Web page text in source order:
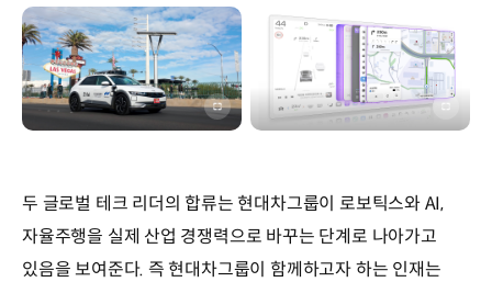
이미지
이미지
두 글로벌 테크 리더의 합류는 현대차그룹이 로보틱스와 AI,
자율주행을 실제 산업 경쟁력으로 바꾸는 단계로 나아가고
있음을 보여준다. 즉 현대차그룹이 함께하고자 하는 인재는